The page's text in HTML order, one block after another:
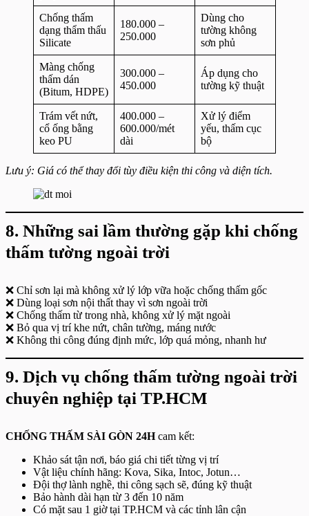
Chống thấm
dạng thẩm thấu
Silicate
180.000 –
250.000
Dùng cho
tường không
sơn phủ
Màng chống
thấm dán
(Bitum, HDPE)
300.000 –
450.000
Áp dụng cho
tường kỹ thuật
Trám vết nứt,
cổ ống bằng
keo PU
400.000 –
600.000/mét
dài
Xử lý điểm
yếu, thấm cục
bộ
Lưu ý: Giá có thể thay đổi tùy điều kiện thi công và diện tích.
8. Những sai lầm thường gặp khi chống
thấm tường ngoài trời
❌ Chỉ sơn lại mà không xử lý lớp vữa hoặc chống thấm gốc
❌ Dùng loại sơn nội thất thay vì sơn ngoài trời
❌ Chống thấm từ trong nhà, không xử lý mặt ngoài
❌ Bỏ qua vị trí khe nứt, chân tường, máng nước
❌ Không thi công đúng định mức, lớp quá mỏng, nhanh hư
9. Dịch vụ chống thấm tường ngoài trời
chuyên nghiệp tại TP.HCM
CHỐNG THẤM SÀI GÒN 24Hcam kết:
Khảo sát tận nơi, báo giá chi tiết từng vị trí
Vật liệu chính hãng: Kova, Sika, Intoc, Jotun…
Đội thợ lành nghề, thi công sạch sẽ, đúng kỹ thuật
Bảo hành dài hạn từ 3 đến 10 năm
Có mặt sau 1 giờ tại TP.HCM và các tỉnh lân cận